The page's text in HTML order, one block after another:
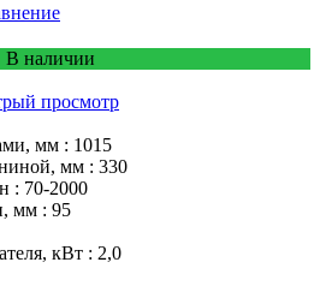
В наличии
просмотр
мм : 1015
мм : 330
: 70-2000
мм : 95
кВт : 2,0